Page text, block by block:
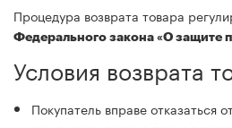
Процедура возврата товара
Федерального закона «О защите
Условия возврата
Покупатель вправе отказаться